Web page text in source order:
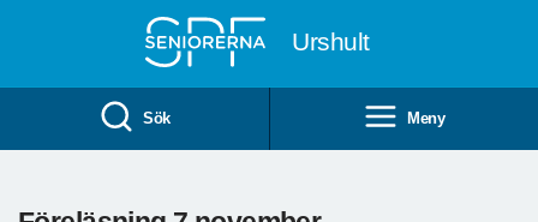
Urshult
Sök Meny